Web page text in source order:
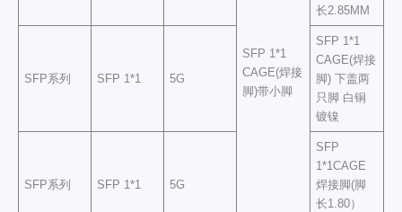
SFP 1*1
CAGE(焊接
脚)带小脚
长2.85MM
SFP系列 SFP 1*1 5G
SFP 1*1
CAGE(焊接
脚) 下盖两
只脚 白铜
镀镍
SFP系列 SFP 1*1 5G
SFP
1*1CAGE
焊接脚(脚
长1.80）